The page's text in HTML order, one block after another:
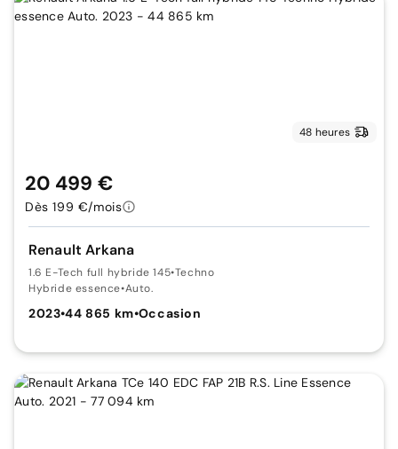
48 heures
Renault Arkana
1.6 E-Tech full hybride 145•Techno
Hybride essence•Auto.
2023•44 865 km•Occasion
20 499 €
Dès 199 €/mois